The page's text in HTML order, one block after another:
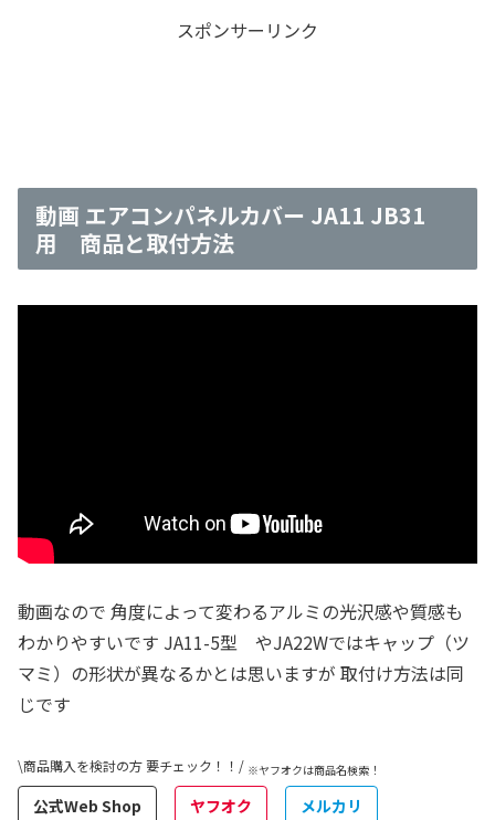
スポンサーリンク
動画 エアコンパネルカバー JA11 JB31
用 商品と取付方法
動画なので 角度によって変わるアルミの光沢感や質感も
わかりやすいです JA11-5型 やJA22Wではキャップ（ツ
マミ）の形状が異なるかとは思いますが 取付け方法は同
じです
\商品購入を検討の方 要チェック！！/ ※ヤフオクは商品名検索！
公式Web Shop ヤフオク メルカリ